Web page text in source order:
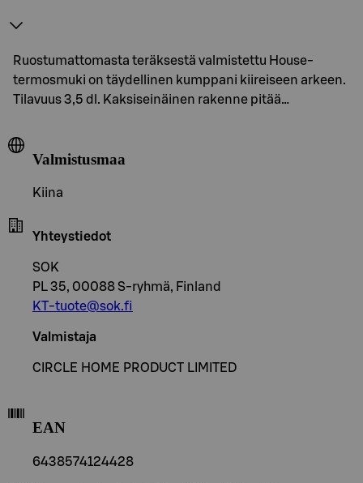
Ruostumattomasta teräksestä valmistettu House-
termosmuki on täydellinen kumppani kiireiseen arkeen.
Tilavuus 3,5 dl. Kaksiseinäinen rakenne pitää…
Valmistusmaa
Kiina
Yhteystiedot
SOK
PL 35, 00088 S-ryhmä, Finland
KT-tuote@sok.fi
Valmistaja
CIRCLE HOME PRODUCT LIMITED
EAN
6438574124428